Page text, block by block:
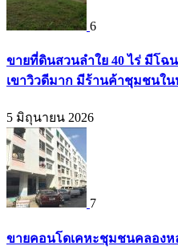
6
ขายที่ดินสวนลำใย 40 ไร่ มีโฉ
เขาวิวดีมาก มีร้านค้าชุมชนใน
5 มิถุนายน 2026
7
ขายคอนโดเคหะชุมชนคลองห